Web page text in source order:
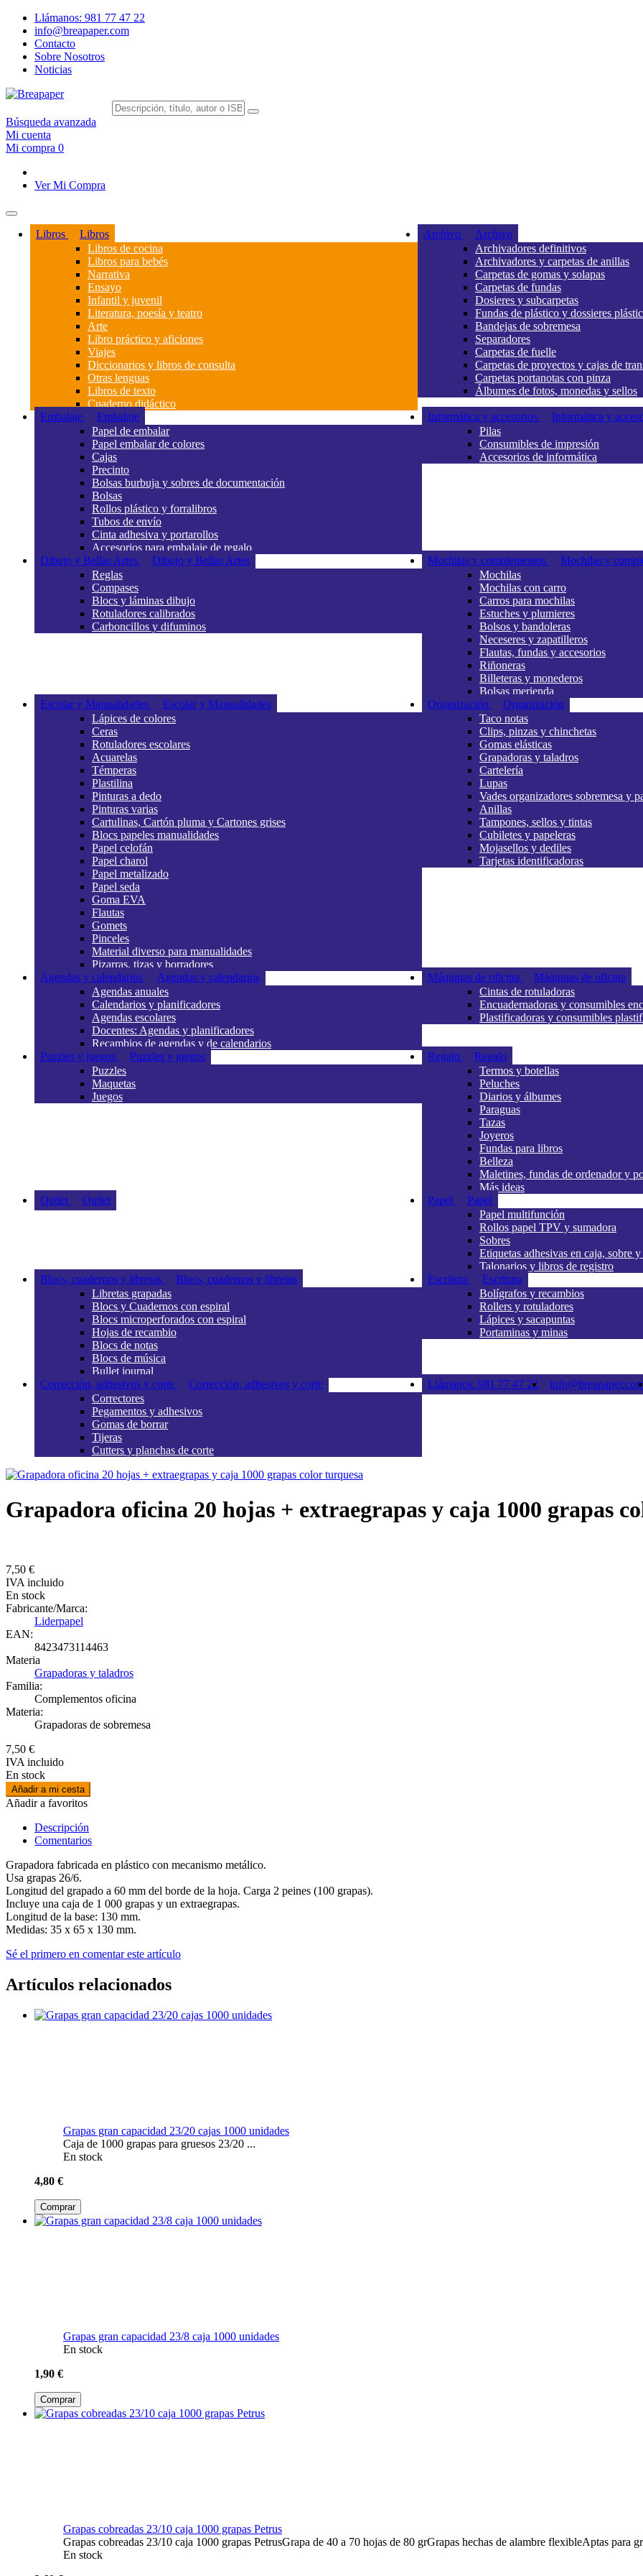
Llámanos: 981 77 47 22
info@breapaper.com
Contacto
Sobre Nosotros
Noticias
Búsqueda avanzada
Mi cuenta
Mi compra 0
Ver Mi Compra
Libros
Libros
Libros de cocina
Libros para bebés
Narrativa
Ensayo
Infantil y juvenil
Literatura, poesía y teatro
Arte
Libro práctico y aficiones
Viajes
Diccionarios y libros de consulta
Otras lenguas
Libros de texto
Cuaderno didáctico
Archivo
Archivo
Archivadores definitivos
Archivadores y carpetas de anillas
Carpetas de gomas y solapas
Carpetas de fundas
Dosieres y subcarpetas
Fundas de plástico y dossieres
Bandejas de sobremesa
Separadores
Carpetas de fuelle
Carpetas de proyectos y cajas de
Carpetas portanotas con pinza
Álbumes de fotos, monedas y sellos
Embalaje
Embalaje
Papel de embalar
Papel embalar de colores
Cajas
Precinto
Bolsas burbuja y sobres de documentación
Bolsas
Rollos plástico y forralibros
Tubos de envío
Cinta adhesiva y portarollos
Accesorios para embalaje de regalo
Informática y accesorios
Informática y
Pilas
Consumibles de impresión
Accesorios de informática
Dibujo y Bellas Artes
Dibujo y Bellas Artes
Reglas
Compases
Blocs y láminas dibujo
Rotuladores calibrados
Carboncillos y difuminos
Mochilas y complementos
Mochilas y
Mochilas
Mochilas con carro
Carros para mochilas
Estuches y plumieres
Bolsos y bandoleras
Neceseres y zapatilleros
Flautas, fundas y accesorios
Riñoneras
Billeteras y monederos
Bolsas merienda
Escolar y Manualidades
Escolar y Manualidades
Lápices de colores
Ceras
Rotuladores escolares
Acuarelas
Témperas
Plastilina
Pinturas a dedo
Pinturas varias
Cartulinas, Cartón pluma y Cartones grises
Blocs papeles manualidades
Papel celofán
Papel charol
Papel metalizado
Papel seda
Goma EVA
Flautas
Gomets
Pinceles
Material diverso para manualidades
Pizarras, tizas y borradores
Organización
Organización
Taco notas
Clips, pinzas y chinchetas
Gomas elásticas
Grapadoras y taladros
Cartelería
Lupas
Vades organizadores sobremesa y
Anillas
Tampones, sellos y tintas
Cubiletes y papeleras
Mojasellos y dediles
Tarjetas identificadoras
Agendas y calendarios
Agendas y calendarios
Agendas anuales
Calendarios y planificadores
Agendas escolares
Docentes: Agendas y planificadores
Recambios de agendas y de calendarios
Máquinas de oficina
Máquinas de oficina
Cintas de rotuladoras
Encuadernadoras y consumibles
Plastificadoras y consumibles
Puzzles y juegos
Puzzles y juegos
Puzzles
Maquetas
Juegos
Regalo
Regalo
Termos y botellas
Peluches
Diarios y álbumes
Paraguas
Tazas
Joyeros
Fundas para libros
Belleza
Maletines, fundas de ordenador y
Más ideas
Outlet
Outlet Papel
Papel
Papel multifunción
Rollos papel TPV y sumadora
Sobres
Etiquetas adhesivas en caja, sobre
Talonarios y libros de registro
Blocs, cuadernos y libretas
Blocs, cuadernos y libretas
Libretas grapadas
Blocs y Cuadernos con espiral
Blocs microperforados con espiral
Hojas de recambio
Blocs de notas
Blocs de música
Bullet journal
Escritura
Escritura
Bolígrafos y recambios
Rollers y rotuladores
Lápices y sacapuntas
Portaminas y minas
Corrección, adhesivos y corte
Corrección, adhesivos y corte
Correctores
Pegamentos y adhesivos
Gomas de borrar
Tijeras
Cutters y planchas de corte
Llámanos: 981 77 47 22
Grapadora oficina 20 hojas + extraegrapas y caja 1000 grapas
7,50 €
IVA incluido
En stock
Fabricante/Marca:
Liderpapel
EAN:
8423473114463
Materia
Grapadoras y taladros
Familia:
Complementos oficina
Materia:
Grapadoras de sobremesa
7,50 €
IVA incluido
En stock
Añadir a mi cesta
Añadir a favoritos
Descripción
Comentarios
Grapadora fabricada en plástico con mecanismo metálico.
Usa grapas 26/6.
Longitud del grapado a 60 mm del borde de la hoja. Carga 2 peines (100 grapas).
Incluye una caja de 1 000 grapas y un extraegrapas.
Longitud de la base: 130 mm.
Medidas: 35 x 65 x 130 mm.
Sé el primero en comentar este artículo
Artículos relacionados
Grapas gran capacidad 23/20 cajas 1000 unidades
Caja de 1000 grapas para gruesos 23/20 ...
En stock
4,80 €
Comprar
Grapas gran capacidad 23/8 caja 1000 unidades
En stock
1,90 €
Comprar
Grapas cobreadas 23/10 caja 1000 grapas Petrus
Grapas cobreadas 23/10 caja 1000 grapas PetrusGrapa de 40 a 70 hojas de 80 grGrapas hechas de alambre flexibleAptas para
En stock